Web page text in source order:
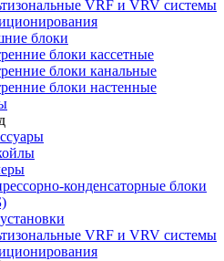
VRF и VRV системы
блоки
блоки кассетные
блоки канальные
блоки настенные
конденсаторные блоки
VRF и VRV системы